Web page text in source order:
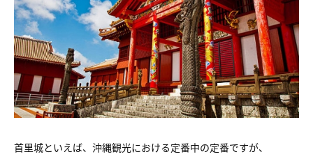
首里城といえば、沖縄観光における定番中の定番ですが、